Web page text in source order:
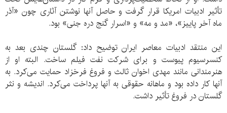
تأثیر ادبیات امریکا قرار گرفت و حاصل آنها نوشتن آثاری چون «آذر
ماه آخر پاییز»، «مد و مه» و «اسرار گنج دره جنی» بود.
این منتقد ادبیات معاصر ایران توضیح داد: گلستان چندی بعد به
کنسرسیوم پیوست و برای شرکت نفت فیلم ‌ساخت. البته او از
هنرمندانی مانند مهدی اخوان ثالث و فروغ فرخزاد حمایت می‌کرد. به
آنها کار داده بود و ماهانه حقوقی به آنها پرداخت می‌کرد. اندیشه و نثر
گلستان در فروغ تأثیر داشت.